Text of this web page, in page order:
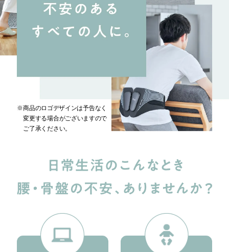
※商品のロゴデザインは予告なく
変更する場合がございますので
ご了承ください。